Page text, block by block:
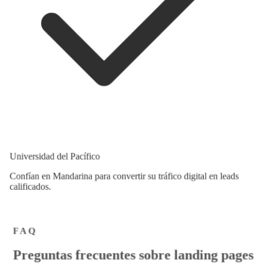
Universidad del Pacífico
Confían en Mandarina para convertir su tráfico digital en leads
calificados.
FAQ
Preguntas frecuentes sobre landing pages